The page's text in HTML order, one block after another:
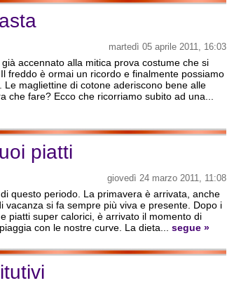
martedì 05 aprile 2011, 16:03
accennato alla mitica prova costume che si
freddo è ormai un ricordo e finalmente possiamo
magliettine di cotone aderiscono bene alle
fare? Ecco che ricorriamo subito ad una...
piatti
giovedì 24 marzo 2011, 11:08
questo periodo. La primavera è arrivata, anche
si fa sempre più viva e presente. Dopo i
piatti super calorici, è arrivato il momento di
con le nostre curve. La dieta... segue »